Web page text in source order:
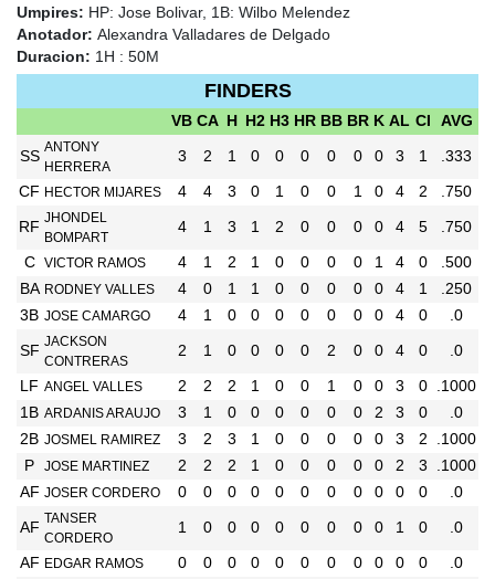
Umpires: HP: Jose Bolivar, 1B: Wilbo Melendez
Anotador: Alexandra Valladares de Delgado
Duracion: 1H : 50M
FINDERS
VB CA H H2 H3 HR BB BR K AL CI AVG
SS
ANTONY
HERRERA
3 2 1 0 0 0 0 0 0 3 1 .333
CF HECTOR MIJARES 4 4 3 0 1 0 0 1 0 4 2 .750
RF
JHONDEL
BOMPART
4 1 3 1 2 0 0 0 0 4 5 .750
C VICTOR RAMOS 4 1 2 1 0 0 0 0 1 4 0
.500
BA RODNEY VALLES 4 0 1 1 0 0 0 0 0 4 1
.250
3B JOSE CAMARGO 4 1 0 0 0 0 0 0 0 4 0 .0
SF
JACKSON
CONTRERAS
2 1 0 0 0 0 2 0 0 4 0 .0
LF ANGEL VALLES 2 2 2 1 0 0 1 0 0 3 0
.1000
1B ARDANIS ARAUJO 3 1 0 0 0 0 0 0 2 3 0
.0
2B JOSMEL RAMIREZ 3 2 3 1 0 0 0 0 0 3 2
.1000
P
JOSE MARTINEZ 2 2 2 1 0 0 0 0 0 2 3
.1000
AF JOSER CORDERO 0 0 0 0 0 0 0 0 0 0 0 .0
AF
TANSER
CORDERO
1 0 0 0 0 0 0 0 0 1 0 .0
AF EDGAR RAMOS 0 0 0 0 0 0 0 0 0 0 0 .0